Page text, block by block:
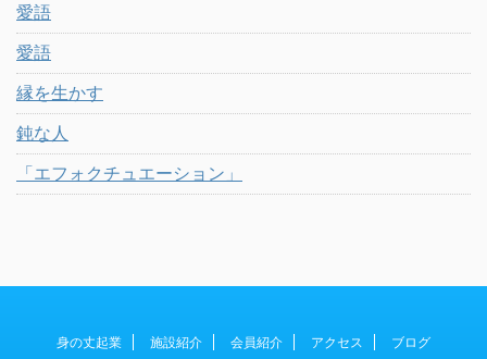
愛語
愛語
縁を生かす
鈍な人
「エフォクチュエーション」
身の丈起業 施設紹介 会員紹介 アクセス ブログ